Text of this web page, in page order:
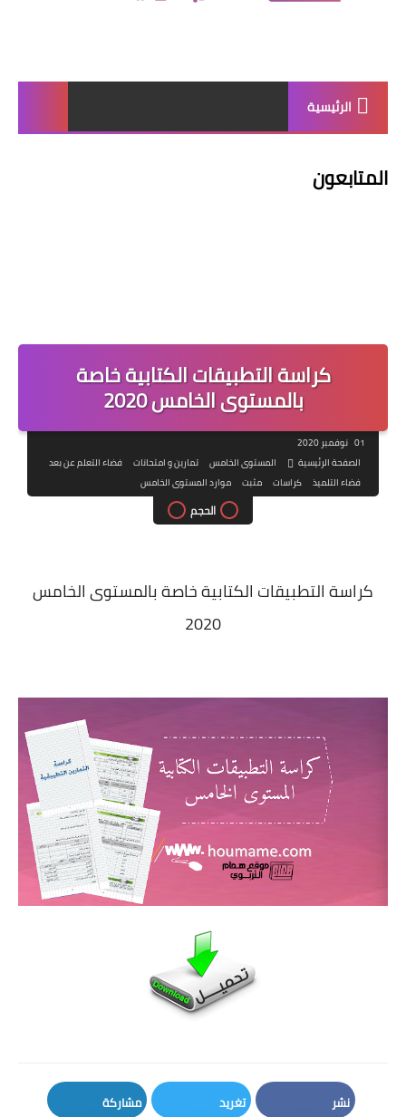
الرئيسية
المتابعون
كراسة التطبيقات الكتابية خاصة
بالمستوى الخامس 2020
01 نوفمبر 2020
الصفحة الرئيسية
المستوى الخامس تمارين و امتحانات
فضاء التعلم عن بعد
فضاء التلميذ
كراسات مثبت موارد المستوى الخامس
الحجم
كراسة التطبيقات الكتابية خاصة بالمستوى الخامس
2020
نشر تغريد مشاركة